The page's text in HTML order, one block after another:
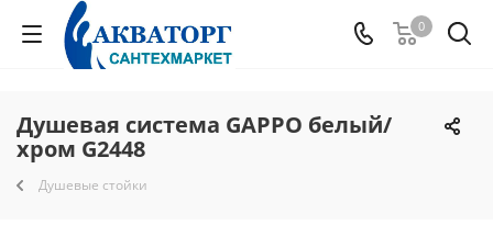
0
Душевая система GAPPO белый/
хром G2448
Душевые стойки